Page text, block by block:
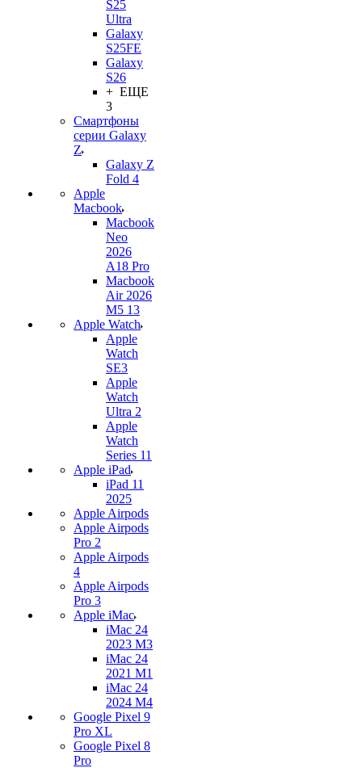
S25
Ultra
Galaxy
S25FE
Galaxy
S26
+ ЕЩЕ
3
Смартфоны
серии Galaxy
Z
Galaxy Z
Fold 4
Apple
Macbook
Macbook
Neo
2026
A18 Pro
Macbook
Air 2026
M5 13
Apple Watch
Apple
Watch
SE3
Apple
Watch
Ultra 2
Apple
Watch
Series 11
Apple iPad
iPad 11
2025
Apple Airpods
Apple Airpods
Pro 2
Apple Airpods
4
Apple Airpods
Pro 3
Apple iMac
iMac 24
2023 M3
iMac 24
2021 M1
iMac 24
2024 M4
Google Pixel 9
Pro XL
Google Pixel 8
Pro